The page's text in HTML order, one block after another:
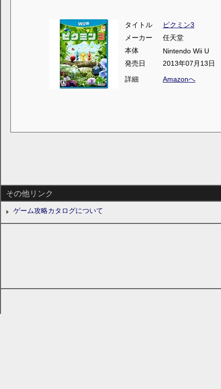
タイトル
ピクミン3
メーカー
任天堂
本体
Nintendo Wii U
発売日
2013年07月13日
詳細
Amazonへ
その他リンク
ゲーム攻略カタログについて